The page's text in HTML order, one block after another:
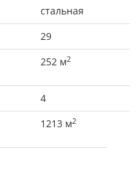
стальная
29
252 м2
4
1213 м2